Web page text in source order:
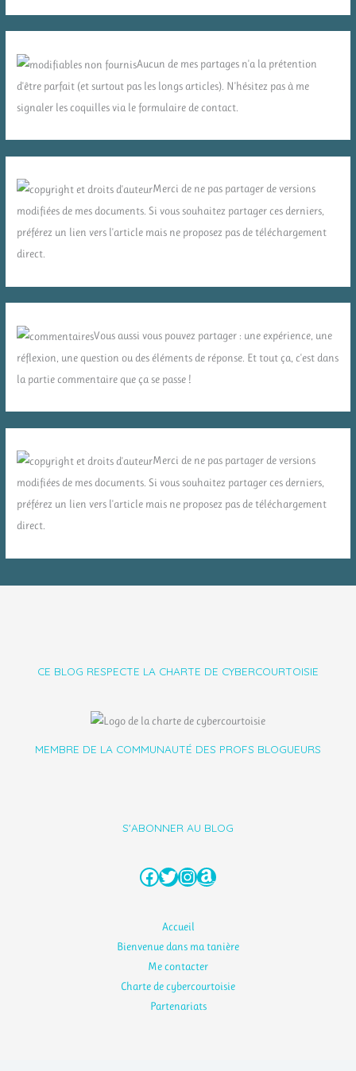
Aucun de mes partages n'a la prétention
d'être parfait (et surtout pas les longs articles). N'hésitez pas à me
signaler les coquilles via le formulaire de contact.
Merci de ne pas partager de versions
modifiées de mes documents. Si vous souhaitez partager ces derniers,
préférez un lien vers l'article mais ne proposez pas de téléchargement
direct.
Vous aussi vous pouvez partager : une expérience, une
réflexion, une question ou des éléments de réponse. Et tout ça, c'est dans
la partie commentaire que ça se passe !
Merci de ne pas partager de versions
modifiées de mes documents. Si vous souhaitez partager ces derniers,
préférez un lien vers l'article mais ne proposez pas de téléchargement
direct.
CE BLOG RESPECTE LA CHARTE DE CYBERCOURTOISIE
MEMBRE DE LA COMMUNAUTÉ DES PROFS BLOGUEURS
S'ABONNER AU BLOG
Facebook
Twitter
Instagram
Amazon
Accueil
Bienvenue dans ma tanière
Me contacter
Charte de cybercourtoisie
Partenariats